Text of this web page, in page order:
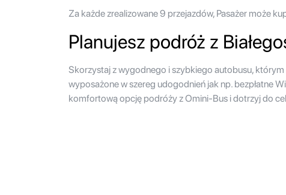
Za każde zrealizowane 9 przejazdów, Pasażer może
Planujesz podróż z
Skorzystaj z wygodnego i szybkiego autobusu,
wyposażone w szereg udogodnień jak np. bezpłatne
komfortową opcję podróży z Omini-Bus i dotrzyj do